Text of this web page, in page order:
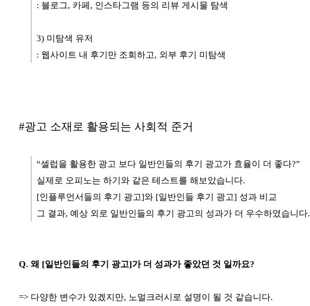
: 블로그, 카페, 인스타그램 등의 리뷰 게시물 탐색
3) 미탐색 유저
: 웹사이트 내 후기만 조회하고, 외부 후기 미탐색
#광고 소재로 활용되는 사회적 준거
“셀럽을 활용한 광고 보다 일반인들의 후기 광고가 효율이 더 좋다?”
실제로 오피노는 하기와 같은 테스트를 해보았습니다.
[인플루언서들의 후기 광고]와 [일반인들 후기 광고] 성과 비교
그 결과, 예상 외로 일반인들의 후기 광고의 성과가 더 우수하였습니다.
Q. 왜 [일반인들의 후기 광고]가 더 성과가 좋았던 것 일까요?
=> 다양한 변수가 있겠지만, 노멀크러시로 설명이 될 것 같습니다.